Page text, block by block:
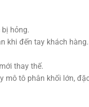
hỏng.
khi đến tay khách hàng.
thay thế.
mô tô phân khối lớn,